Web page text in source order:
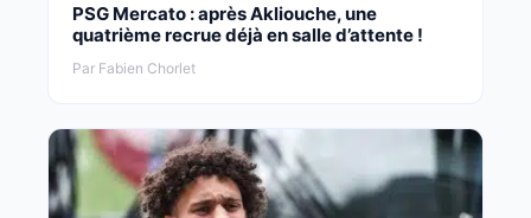
PSG Mercato : après Akliouche, une
quatrième recrue déjà en salle d’attente !
Par Fabien Chorlet